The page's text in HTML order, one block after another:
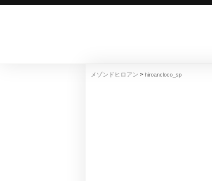
メゾンドヒロアン > hiroancloco_sp